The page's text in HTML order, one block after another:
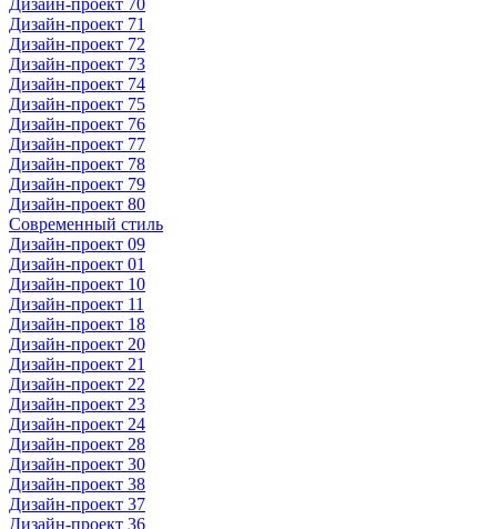
Дизайн-проект 70
Дизайн-проект 71
Дизайн-проект 72
Дизайн-проект 73
Дизайн-проект 74
Дизайн-проект 75
Дизайн-проект 76
Дизайн-проект 77
Дизайн-проект 78
Дизайн-проект 79
Дизайн-проект 80
Современный стиль
Дизайн-проект 09
Дизайн-проект 01
Дизайн-проект 10
Дизайн-проект 11
Дизайн-проект 18
Дизайн-проект 20
Дизайн-проект 21
Дизайн-проект 22
Дизайн-проект 23
Дизайн-проект 24
Дизайн-проект 28
Дизайн-проект 30
Дизайн-проект 38
Дизайн-проект 37
Дизайн-проект 36